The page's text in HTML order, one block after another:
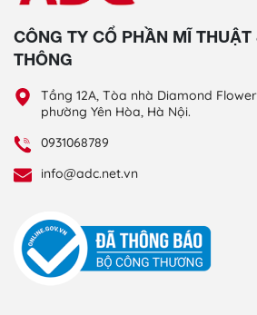
CÔNG TY CỔ PHẦN MĨ THUẬT
THÔNG
Tầng 12A, Tòa nhà Diamond
phường Yên Hòa, Hà Nội.
0931068789
info@adc.net.vn